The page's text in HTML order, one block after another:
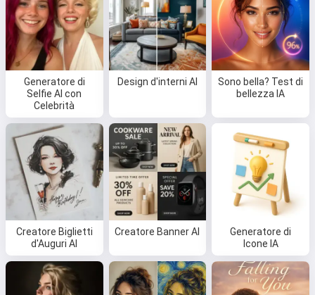
Generatore di
Selfie AI con
Celebrità
Design d'interni AI
Sono bella? Test di
bellezza IA
Creatore Biglietti
d'Auguri AI
Creatore Banner AI
Generatore di
Icone IA